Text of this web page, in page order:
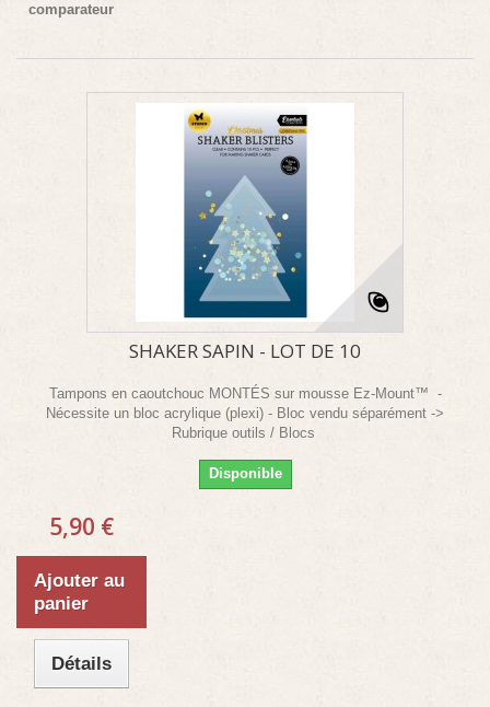
comparateur
SHAKER SAPIN - LOT DE 10
Tampons en caoutchouc MONTÉS sur mousse Ez-Mount™ -
Nécessite un bloc acrylique (plexi) - Bloc vendu séparément ->
Rubrique outils / Blocs
Disponible
5,90 €
Ajouter au
panier
Détails